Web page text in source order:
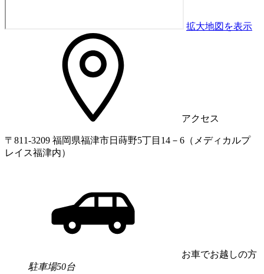
拡大地図を表示
アクセス
〒811-3209 福岡県福津市日蒔野5丁目14－6（メディカルプ
レイス福津内）
お車でお越しの方
駐車場50台